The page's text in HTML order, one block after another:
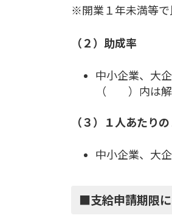
※開業１年未満等で
（２）助成率
中小企業、大
（ ）内は解
（３）１人あたり
中小企業、大
■支給申請期限